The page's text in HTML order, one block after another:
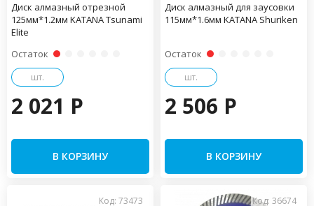
Диск алмазный отрезной
125мм*1.2мм KATANA Tsunami
Elite
Остаток
шт.
2 021 P
В КОРЗИНУ
Диск алмазный для заусовки
115мм*1.6мм KATANA Shuriken
Остаток
шт.
2 506 P
В КОРЗИНУ
Код: 73473 Код: 36674